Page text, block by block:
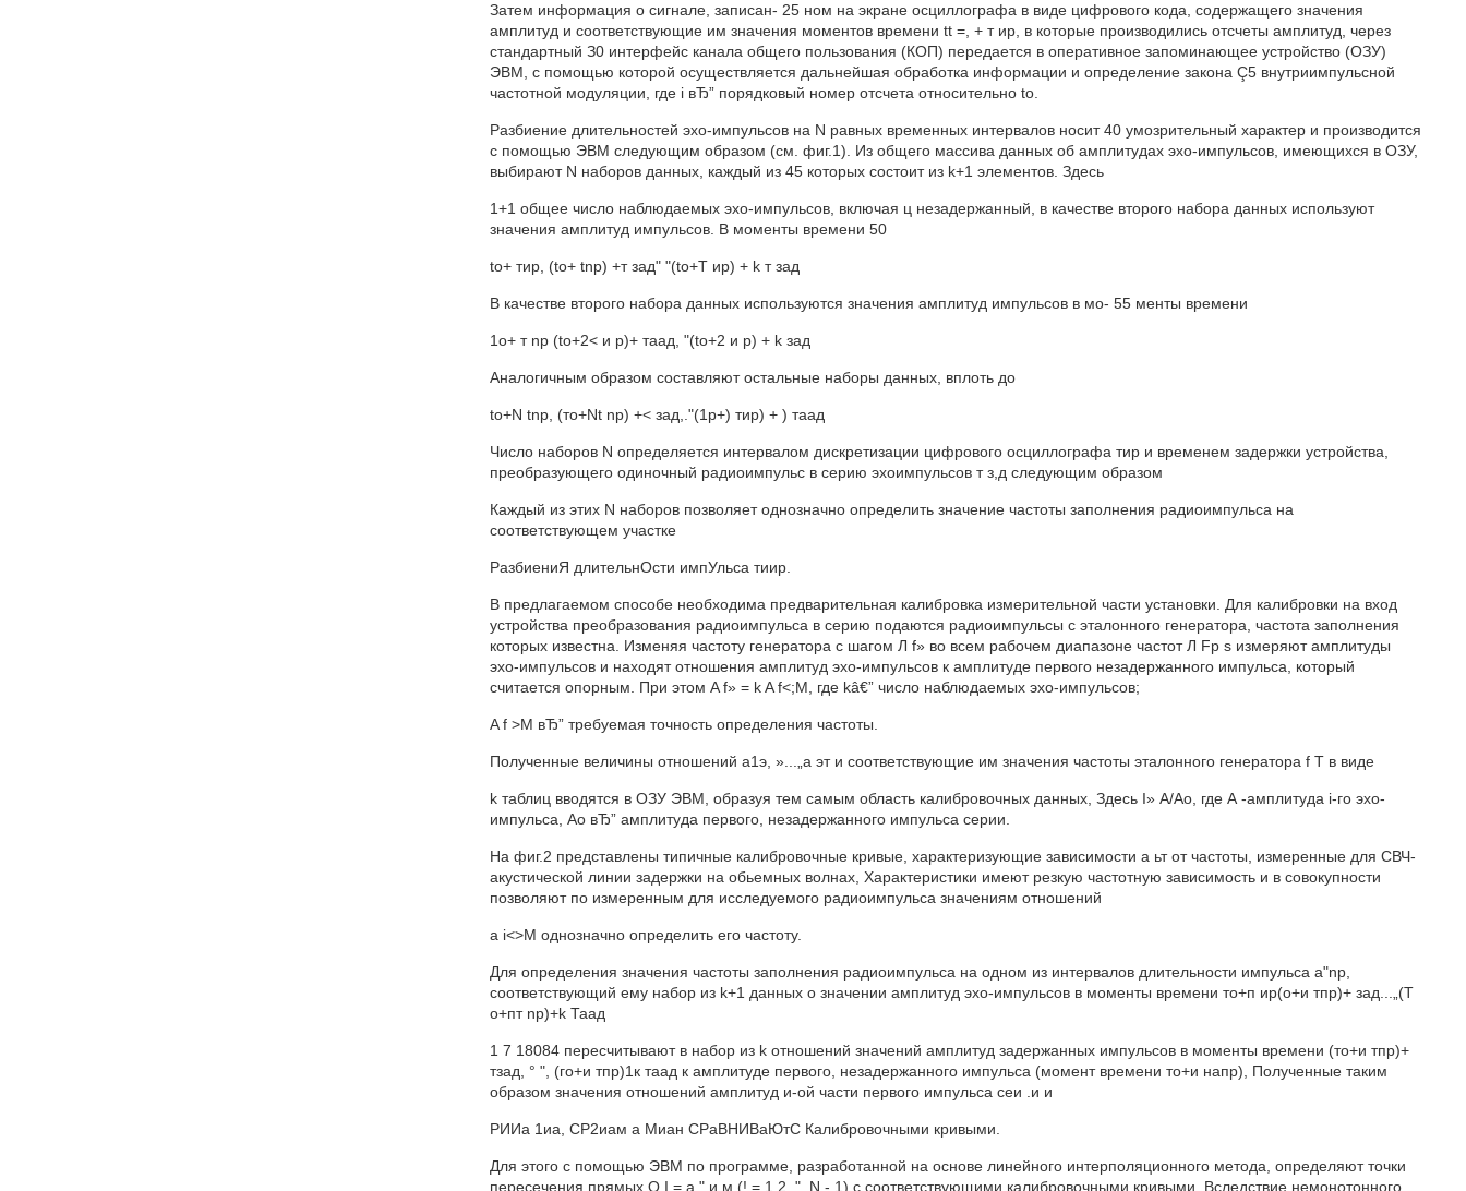
Затем информация о сигнале, записан- 25 ном на экране осциллографа в виде цифрового кода, содержащего значения
амплитуд и соответствующие им значения моментов времени tt =, + т ир, в которые производились отсчеты амплитуд, через
стандартный З0 интерфейс канала общего пользования (КОП) передается в оперативное запоминающее устройство (ОЗУ)
ЭВМ, с помощью которой осуществляется дальнейшая обработка информации и определение закона Ç5 внутриимпульсной
частотной модуляции, где i вЂ” порядковый номер отсчета относительно to.
Разбиение длительностей эхо-импульсов на N равных временных интервалов носит 40 умозрительный характер и производится
с помощью ЭВМ следующим образом (см. фиг.1). Из общего массива данных об амплитудах эхо-импульсов, имеющихся в ОЗУ,
выбирают N наборов данных, каждый из 45 которых состоит из k+1 элементов. Здесь
1+1 общее число наблюдаемых эхо-импульсов, включая ц незадержанный, в качестве второго набора данных используют
значения амплитуд импульсов. В моменты времени 50
to+ тир, (to+ tnp) +т зад" "(to+T ир) + k т зад
В качестве второго набора данных используются значения амплитуд импульсов в мо- 55 менты времени
1о+ т np (to+2< и р)+ таад, "(to+2 и р) + k зад
Аналогичным образом составляют остальные наборы данных, вплоть до
to+N tnp, (то+Nt np) +< зад,."(1р+) тир) + ) таад
Число наборов N определяется интервалом дискретизации цифрового осциллографа тир и временем задержки устройства,
преобразующего одиночный радиоимпульс в серию эхоимпульсов т з,д следующим образом
Каждый из этих N наборов позволяет однозначно определить значение частоты заполнения радиоимпульса на
соответствующем участке
РазбиениЯ длительнОсти импУльса тиир.
В предлагаемом способе необходима предварительная калибровка измерительной части установки. Для калибровки на вход
устройства преобразования радиоимпульса в серию подаются радиоимпульсы с эталонного генератора, частота заполнения
которых известна. Изменяя частоту генератора с шагом Л f» во всем рабочем диапазоне частот Л Fp s измеряют амплитуды
эхо-импульсов и находят отношения амплитуд эхо-импульсов к амплитуде первого незадержанного импульса, который
считается опорным. При этом A f» = k A f<;M, где kâ€” число наблюдаемых эхо-импульсов;
A f >M вЂ” требуемая точность определения частоты.
Полученные величины отношений а1э, »...„а эт и соответствующие им значения частоты эталонного генератора f T в виде
k таблиц вводятся в ОЗУ ЭВМ, образуя тем самым область калибровочных данных, Здесь I» А/Ao, где А -амплитуда i-го эхо-
импульса, Ао вЂ” амплитуда первого, незадержанного импульса серии.
На фиг.2 представлены типичные калибровочные кривые, характеризующие зависимости а ьт от частоты, измеренные для СВЧ-
акустической линии задержки на обьемных волнах, Характеристики имеют резкую частотную зависимость и в совокупности
позволяют по измеренным для исследуемого радиоимпульса значениям отношений
a i<>M однозначно определить его частоту.
Для определения значения частоты заполнения радиоимпульса на одном из интервалов длительности импульса а"np,
соответствующий ему набор из k+1 данных о значении амплитуд эхо-импульсов в моменты времени то+п ир(о+и тпр)+ зад...„(Т
о+пт np)+k Таад
1 7 18084 пересчитывают в набор из k отношений значений амплитуд задержанных импульсов в моменты времени (то+и тпр)+
тзад, ° ", (го+и тпр)1к таад к амплитуде первого, незадержанного импульса (момент времени то+и напр), Полученные таким
образом значения отношений амплитуд и-ой части первого импульса сеи .и и
РИИа 1иа, СР2иам а Миан СРаВНИВаЮтС Калибровочными кривыми.
Для этого с помощью ЭВМ по программе, разработанной на основе линейного интерполяционного метода, определяют точки
пересечения прямых Q I = а " и м (! = 1,2,.", N - 1) с соответствующими калибровочными кривыми. Вследствие немонотонного